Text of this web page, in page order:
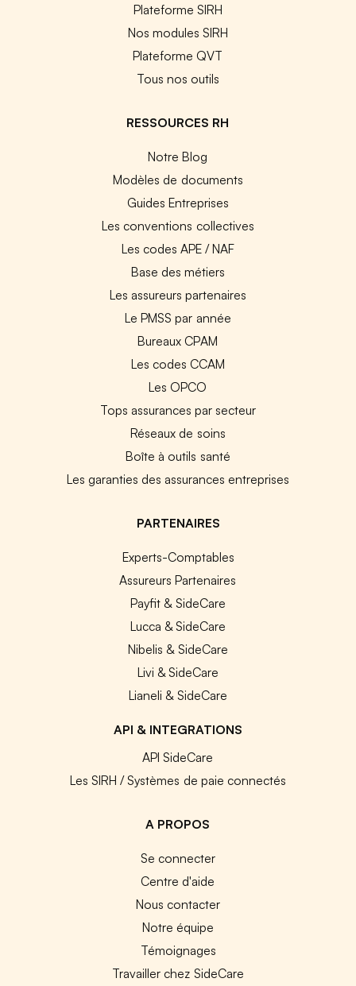
Plateforme SIRH
Nos modules SIRH
Plateforme QVT
Tous nos outils
RESSOURCES RH
Notre Blog
Modèles de documents
Guides Entreprises
Les conventions collectives
Les codes APE / NAF
Base des métiers
Les assureurs partenaires
Le PMSS par année
Bureaux CPAM
Les codes CCAM
Les OPCO
Tops assurances par secteur
Réseaux de soins
Boîte à outils santé
Les garanties des assurances entreprises
PARTENAIRES
Experts-Comptables
Assureurs Partenaires
Payfit & SideCare
Lucca & SideCare
Nibelis & SideCare
Livi & SideCare
Lianeli & SideCare
API & INTEGRATIONS
API SideCare
Les SIRH / Systèmes de paie connectés
A PROPOS
Se connecter
Centre d'aide
Nous contacter
Notre équipe
Témoignages
Travailler chez SideCare